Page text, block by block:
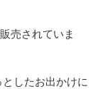
売されていま
したお出かけに